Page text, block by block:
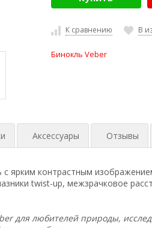
К сравнению В
Бинокль Veber
Аксессуары Отзывы
ярким контрастным
twist-up, межзрачковое
для любителей природы,